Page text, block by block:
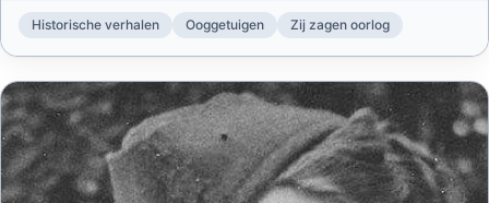
strijdende partijen en de meeste journalisten.
Historische verhalen Ooggetuigen Zij zagen oorlog